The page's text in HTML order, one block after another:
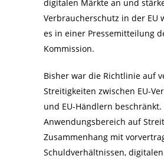
digitalen Märkte an und
Verbraucherschutz in der EU
es in einer Pressemitteilung
Kommission.
Bisher war die Richtlinie auf
Streitigkeiten zwischen EU-
und EU-Händlern
Anwendungsbereich auf
Zusammenhang mit
Schuldverhältnissen,